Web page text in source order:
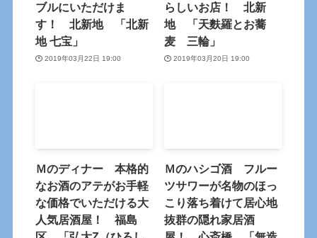
ブルにいただけま
す！ 北新地 「北新
地 七宝」
2019年03月22日 19:00
らしいお店！ 北新
地 「天麩羅とお蕎
麦 三輪」
2019年03月20日 19:00
Ｍのディナー 本格的
なお酒のアテがお手軽
な価格でいただける大
人気居酒屋！ 福島
Ｍのハシゴ酒 フルー
ツサワーが名物のほっ
こり落ち着けて居心地
抜群の隠れ家居酒